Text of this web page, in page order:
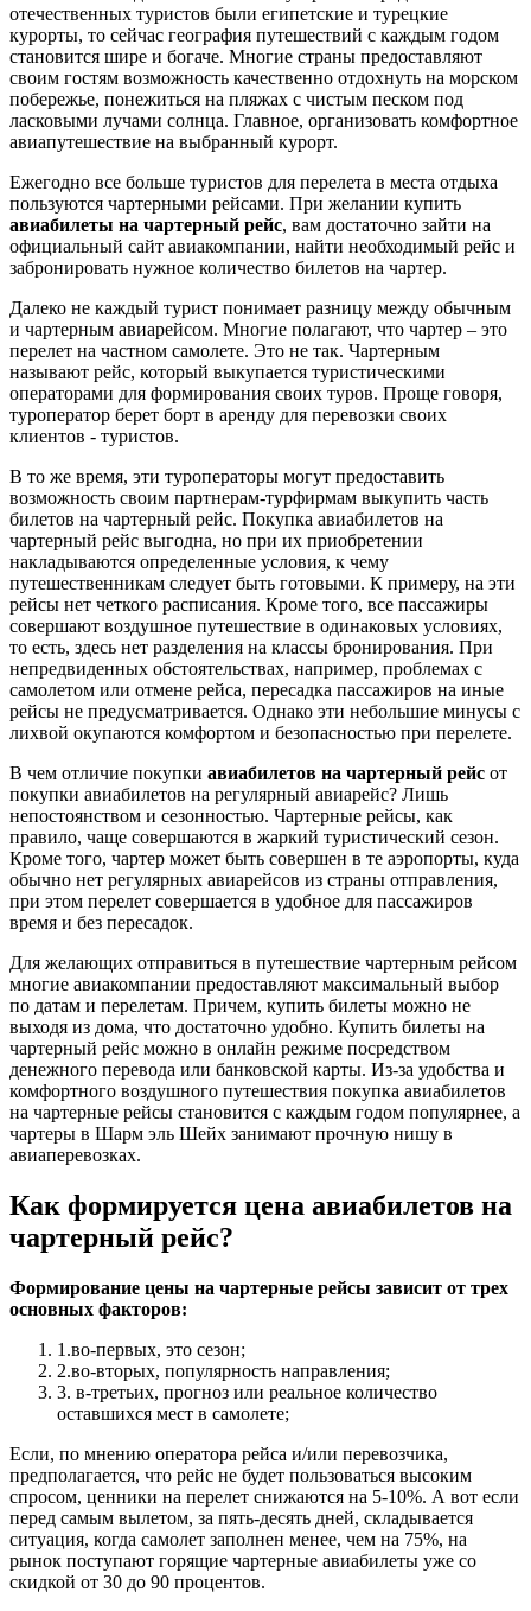
отечественных туристов были египетские и турецкие
курорты, то сейчас география путешествий с каждым годом
становится шире и богаче. Многие страны предоставляют
своим гостям возможность качественно отдохнуть на морском
побережье, понежиться на пляжах с чистым песком под
ласковыми лучами солнца. Главное, организовать комфортное
авиапутешествие на выбранный курорт.
Ежегодно все больше туристов для перелета в места отдыха
пользуются чартерными рейсами. При желании купить
авиабилеты на чартерный рейс, вам достаточно зайти на
официальный сайт авиакомпании, найти необходимый рейс и
забронировать нужное количество билетов на чартер.
Далеко не каждый турист понимает разницу между обычным
и чартерным авиарейсом. Многие полагают, что чартер – это
перелет на частном самолете. Это не так. Чартерным
называют рейс, который выкупается туристическими
операторами для формирования своих туров. Проще говоря,
туроператор берет борт в аренду для перевозки своих
клиентов - туристов.
В то же время, эти туроператоры могут предоставить
возможность своим партнерам-турфирмам выкупить часть
билетов на чартерный рейс. Покупка авиабилетов на
чартерный рейс выгодна, но при их приобретении
накладываются определенные условия, к чему
путешественникам следует быть готовыми. К примеру, на эти
рейсы нет четкого расписания. Кроме того, все пассажиры
совершают воздушное путешествие в одинаковых условиях,
то есть, здесь нет разделения на классы бронирования. При
непредвиденных обстоятельствах, например, проблемах с
самолетом или отмене рейса, пересадка пассажиров на иные
рейсы не предусматривается. Однако эти небольшие минусы с
лихвой окупаются комфортом и безопасностью при перелете.
В чем отличие покупки авиабилетов на чартерный рейс от
покупки авиабилетов на регулярный авиарейс? Лишь
непостоянством и сезонностью. Чартерные рейсы, как
правило, чаще совершаются в жаркий туристический сезон.
Кроме того, чартер может быть совершен в те аэропорты, куда
обычно нет регулярных авиарейсов из страны отправления,
при этом перелет совершается в удобное для пассажиров
время и без пересадок.
Для желающих отправиться в путешествие чартерным рейсом
многие авиакомпании предоставляют максимальный выбор
по датам и перелетам. Причем, купить билеты можно не
выходя из дома, что достаточно удобно. Купить билеты на
чартерный рейс можно в онлайн режиме посредством
денежного перевода или банковской карты. Из-за удобства и
комфортного воздушного путешествия покупка авиабилетов
на чартерные рейсы становится с каждым годом популярнее, а
чартеры в Шарм эль Шейх занимают прочную нишу в
авиаперевозках.
Как формируется цена авиабилетов на
чартерный рейс?
Формирование цены на чартерные рейсы зависит от трех
основных факторов:
1.во-первых, это сезон;
2.во-вторых, популярность направления;
3. в-третьих, прогноз или реальное количество
оставшихся мест в самолете;
Если, по мнению оператора рейса и/или перевозчика,
предполагается, что рейс не будет пользоваться высоким
спросом, ценники на перелет снижаются на 5-10%. А вот если
перед самым вылетом, за пять-десять дней, складывается
ситуация, когда самолет заполнен менее, чем на 75%, на
рынок поступают горящие чартерные авиабилеты уже со
скидкой от 30 до 90 процентов.